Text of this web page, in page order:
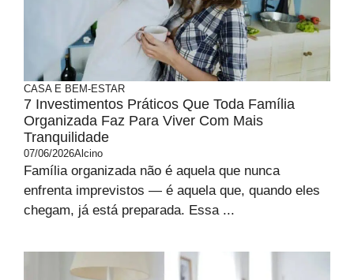
CASA E BEM-ESTAR
7 Investimentos Práticos Que Toda Família
Organizada Faz Para Viver Com Mais
Tranquilidade
07/06/2026Alcino
Família organizada não é aquela que nunca
enfrenta imprevistos — é aquela que, quando eles
chegam, já está preparada. Essa ...